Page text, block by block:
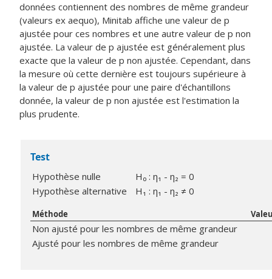
données contiennent des nombres de même grandeur
(valeurs ex aequo), Minitab affiche une valeur de p
ajustée pour ces nombres et une autre valeur de p non
ajustée. La valeur de p ajustée est généralement plus
exacte que la valeur de p non ajustée. Cependant, dans
la mesure où cette dernière est toujours supérieure à
la valeur de p ajustée pour une paire d'échantillons
donnée, la valeur de p non ajustée est l'estimation la
plus prudente.
Test
Hypothèse nulle
H₀ : η₁ - η₂ = 0
Hypothèse alternative
H₁ : η₁ - η₂ ≠ 0
Méthode
Non ajusté pour les nombres de même grandeur
Ajusté pour les nombres de même grandeur